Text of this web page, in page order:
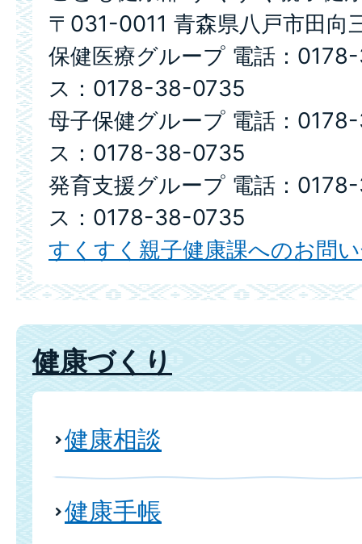
〒031-0011 青森県八戸市田向
保健医療グループ 電話：
ス：0178-38-0735
母子保健グループ 電話：
ス：0178-38-0735
発育支援グループ 電話：
ス：0178-38-0735
すくすく親子健康課へのお問
健康づくり
健康相談
健康手帳